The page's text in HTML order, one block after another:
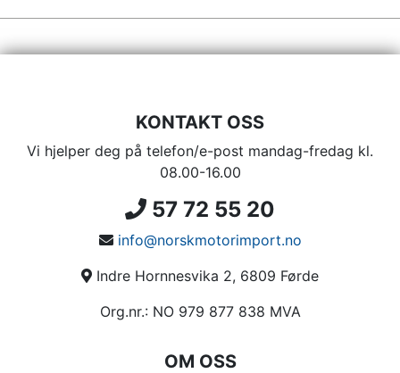
KONTAKT OSS
Vi hjelper deg på telefon/e-post mandag-fredag kl.
08.00-16.00
57 72 55 20
info@norskmotorimport.no
Indre Hornnesvika 2, 6809 Førde
Org.nr.: NO 979 877 838 MVA
OM OSS